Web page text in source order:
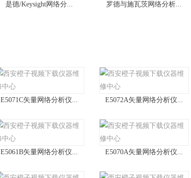
是德/Keysight网络分... 罗德与施瓦茨网络分析...
E5071C矢量网络分析仪... E5072A矢量网络分析仪...
E5061B矢量网络分析仪... E5070A矢量网络分析仪...